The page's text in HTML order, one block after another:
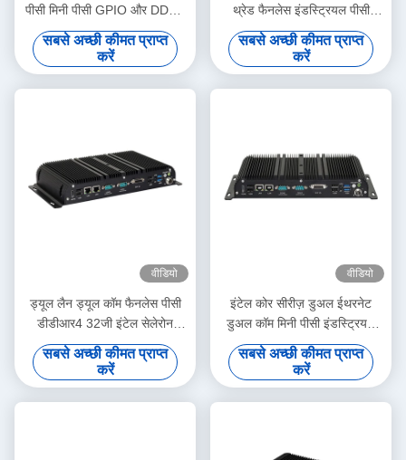
पीसी मिनी पीसी GPIO और DDR4
16G 6COM के साथ
सबसे अच्छी कीमत प्राप्त
करें
थ्रेड फैनलेस इंडस्ट्रियल पीसी
6COM वाईफाई और GPIO के साथ
सबसे अच्छी कीमत प्राप्त
करें
वीडियो
ड्यूल लैन ड्यूल कॉम फैनलेस पीसी
डीडीआर4 32जी इंटेल सेलेरोन
J4125 J6412 मिनी पीसी के साथ
सबसे अच्छी कीमत प्राप्त
करें
वीडियो
इंटेल कोर सीरीज़ डुअल ईथरनेट
डुअल कॉम मिनी पीसी इंडस्ट्रियल
फैनलेस के साथ डीडीआर 4 32 जी
सबसे अच्छी कीमत प्राप्त
करें